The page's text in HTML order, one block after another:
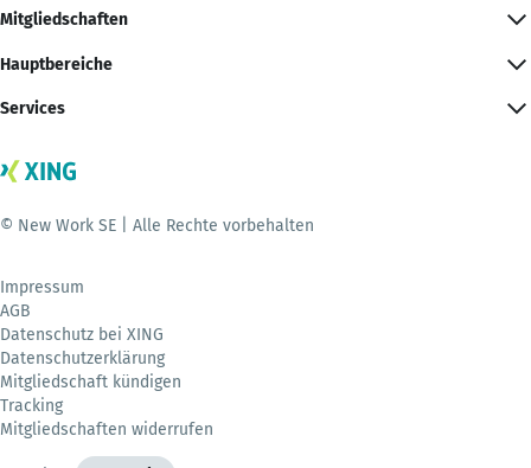
Mitgliedschaften
Hauptbereiche
Services
© New Work SE | Alle Rechte vorbehalten
Impressum
AGB
Datenschutz bei XING
Datenschutzerklärung
Mitgliedschaft kündigen
Tracking
Mitgliedschaften widerrufen